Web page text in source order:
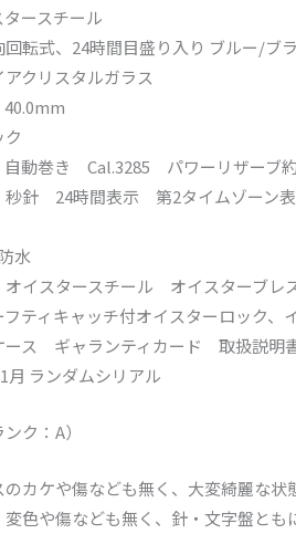
ースチール
転式、24時間目盛り入り ブルー/ブ
クリスタルガラス
40.0mm
自動巻き Cal.3285 パワーリザーブ
秒針 24時間表示 第2タイムゾーン
水
オイスタースチール オイスターブレ
ティキャッチ付オイスターロック、
ース ギャランティカード 取扱説
月 ランダムシリアル
ク：A）
のカケや傷なども無く、大変綺麗な状
変色や傷なども無く、針・文字盤とも